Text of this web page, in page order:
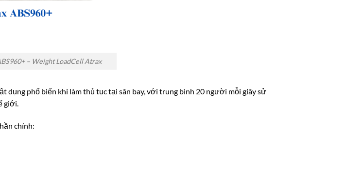
– Weight LoadCell Atrax
dụng phổ biến khi làm thủ tục tại sân bay, với trung bình 20 người mỗi giây sử
giới.
chính: